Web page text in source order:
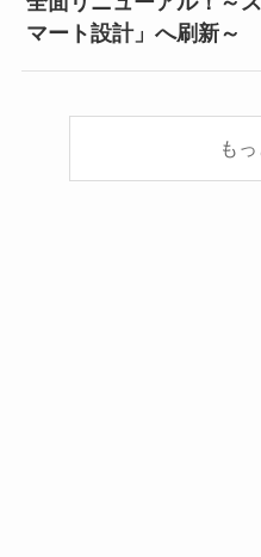
マート設計」へ刷新～
も